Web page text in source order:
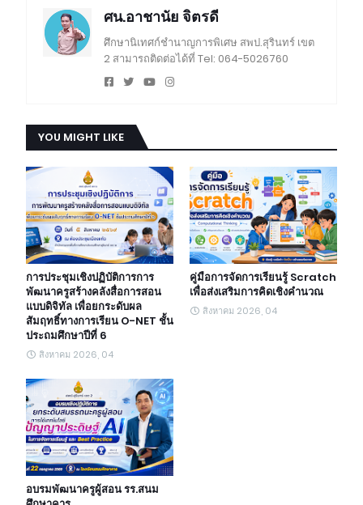
ศน.อาชานัย จิตรดี
ศึกษานิเทศก์ชำนาญการพิเศษ สพป.สุรินทร์ เขต
2 สามารถติดต่อได้ที่ Tel: 064-5026760
YOU MIGHT LIKE
การประชุมเชิงปฏิบัติการการ
พัฒนาครูสร้างคลังสื่อการสอน
แบบดิจิทัล เพื่อยกระดับผล
สัมฤทธิ์ทางการเรียน O-NET ชั้น
ประถมศึกษาปีที่ 6
สิงหาคม 2026, 04
คู่มือการจัดการเรียนรู้ Scratch
เพื่อส่งเสริมการคิดเชิงคำนวณ
สิงหาคม 2026, 04
อบรมพัฒนาครูผู้สอน รร.สนม